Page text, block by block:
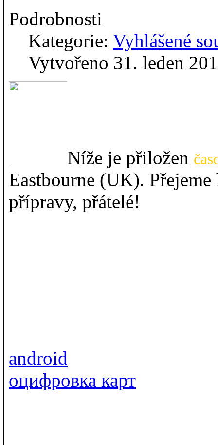
Podrobnosti
Kategorie: Vyhlášené
Vytvořeno 31. leden
Níže je přiložen
Eastbourne (UK).
přípravy, přátelé!
android
оцифровка карт